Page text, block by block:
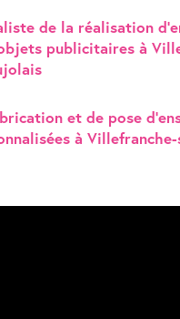
de la réalisation
publicitaires à
et de pose
à